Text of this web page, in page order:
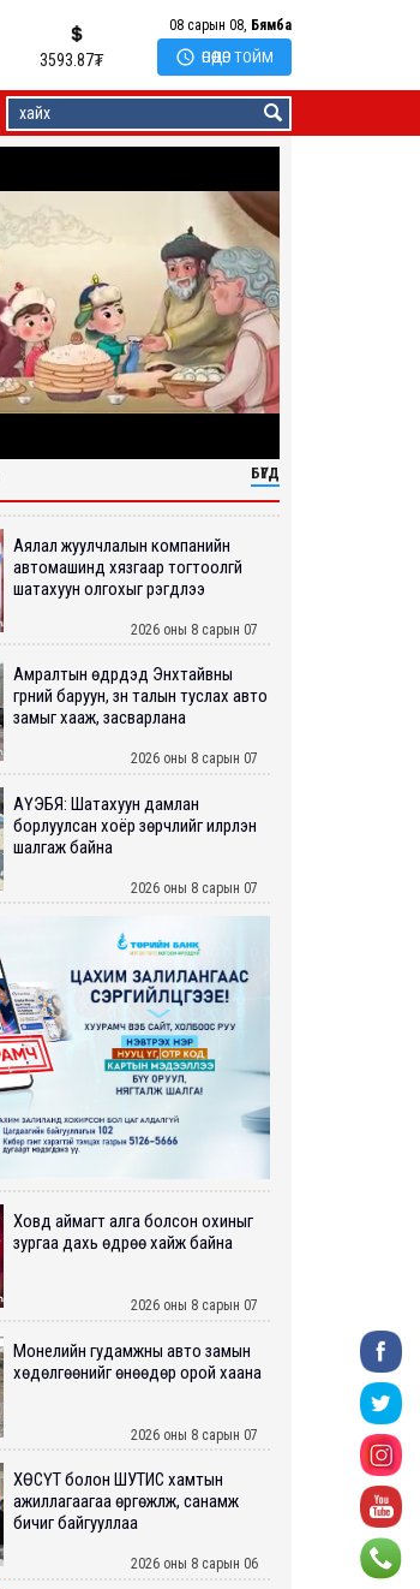
3593.87₮
08 сарын 08, Бямба
 ӨНӨӨДӨР ТОЙМ
БҮГД
Аялал жуулчлалын компанийн
автомашинд хязгаар тогтоолгүй
шатахуун олгохыг үүрэгдлээ
2026 оны 8 сарын 07
Амралтын өдрүүдэд Энхтайвны
гүүрний баруун, зүүн талын туслах авто
замыг хааж, засварлана
2026 оны 8 сарын 07
АҮЭБЯ: Шатахуун дамлан
борлуулсан хоёр зөрчлийг илрүүлэн
шалгаж байна
2026 оны 8 сарын 07
Ховд аймагт алга болсон охиныг
зургаа дахь өдрөө хайж байна
2026 оны 8 сарын 07
Монелийн гудамжны авто замын
хөдөлгөөнийг өнөөдөр орой хаана
2026 оны 8 сарын 07
ХӨСҮТ болон ШУТИС хамтын
ажиллагаагаа өргөжүүлж, санамж
бичиг байгууллаа
2026 оны 8 сарын 06